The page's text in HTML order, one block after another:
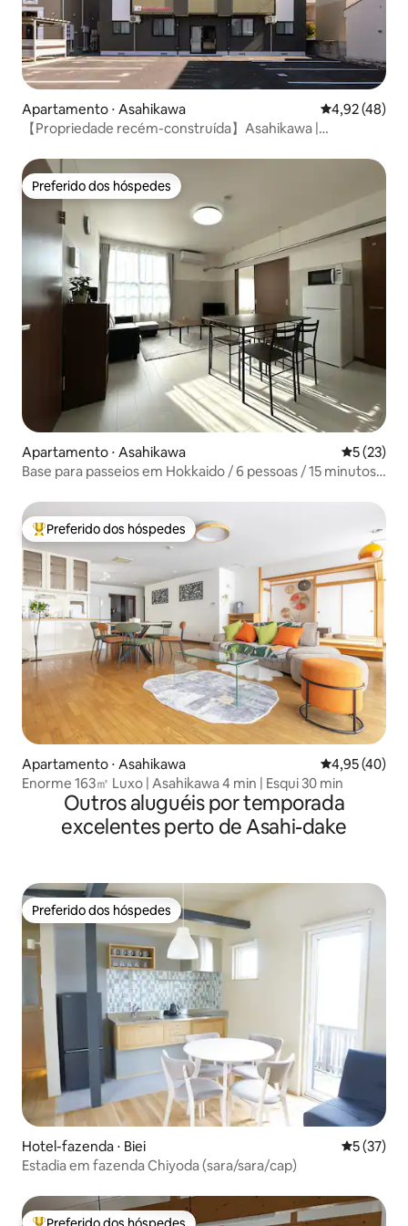
Apartamento ⋅ Asahikawa 4,92 de uma
4,92 (48)
【Propriedade recém-construída】Asahikawa |
Preferido dos hóspedes
Preferido dos hóspedes
Apartamento ⋅ Asahikawa 5 de uma
5 (23)
Base para passeios em Hokkaido / 6 pessoas / 15 minutos
de Medicina de Asahikawa / Estacionamento gratuito / Ar-
condicionado / 02
Entre os melhores preferidos dos hóspedes
Preferido dos hóspedes
Apartamento ⋅ Asahikawa 4,95 de uma
4,95 (40)
Enorme 163㎡ Luxo | Asahikawa 4 min | Esqui 30 min
Outros aluguéis por temporada
excelentes perto de Asahi-dake
Preferido dos hóspedes
Preferido dos hóspedes
Hotel-fazenda ⋅ Biei 5 de uma
5 (37)
Estadia em fazenda Chiyoda (sara/sara/сар)